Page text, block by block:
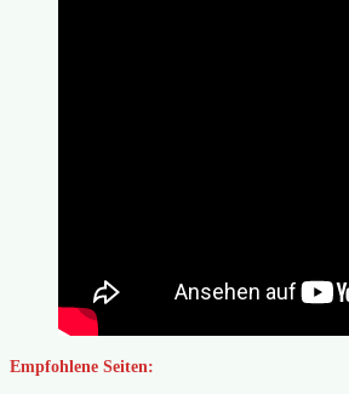
Empfohlene Seiten: